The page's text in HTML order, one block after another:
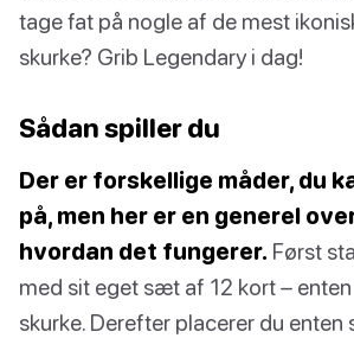
tage fat på nogle af de mest
skurke? Grib Legendary i dag!
Sådan spiller du
Der er forskellige måder, du
på, men her er en generel
hvordan det fungerer. Først
med sit eget sæt af 12 kort – enten
skurke. Derefter placerer du enten